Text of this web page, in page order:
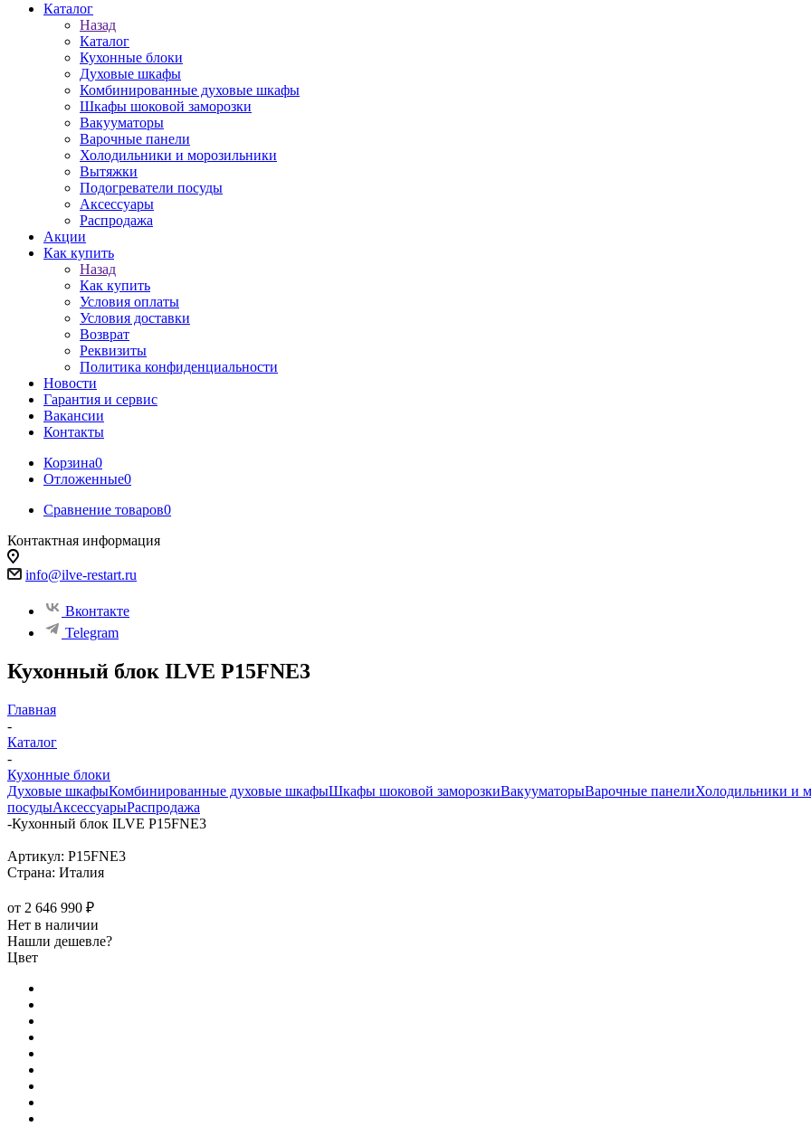
Каталог
Назад
Каталог
Кухонные блоки
Духовые шкафы
Комбинированные духовые шкафы
Шкафы шоковой заморозки
Вакууматоры
Варочные панели
Холодильники и морозильники
Вытяжки
Подогреватели посуды
Аксессуары
Распродажа
Акции
Как купить
Назад
Как купить
Условия оплаты
Условия доставки
Возврат
Реквизиты
Политика конфиденциальности
Новости
Гарантия и сервис
Вакансии
Контакты
Корзина0
Отложенные0
Сравнение товаров0
Контактная информация
info@ilve-restart.ru
Вконтакте
Telegram
Кухонный блок ILVE P15FNE3
Главная
-
Каталог
-
Кухонные блоки
Духовые шкафыКомбинированные духовые шкафыШкафы шоковой заморозкиВакууматорыВарочные панелиХолодильники и
посудыАксессуарыРаспродажа
-Кухонный блок ILVE P15FNE3
Артикул: P15FNE3
Страна: Италия
от 2 646 990 ₽
Нет в наличии
Нашли дешевле?
Цвет